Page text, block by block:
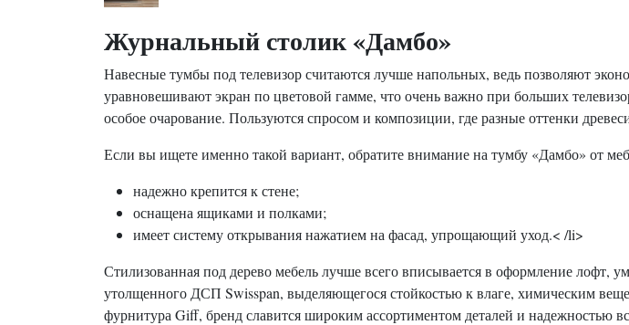
Журнальный столик «Дамбо»
Навесные тумбы под телевизор считаются лучше напольных, ведь позволяют
уравновешивают экран по цветовой гамме, что очень важно при больших
особое очарование. Пользуются спросом и композиции, где разные оттенки
Если вы ищете именно такой вариант, обратите внимание на тумбу «Дамбо» от
надежно крепится к стене;
оснащена ящиками и полками;
имеет систему открывания нажатием на фасад, упрощающий уход.< /li>
Стилизованная под дерево мебель лучше всего вписывается в оформление лофт,
утолщенного ДСП Swisspan, выделяющегося стойкостью к влаге, химическим
фурнитура Giff, бренд славится широким ассортиментом деталей и надежностью